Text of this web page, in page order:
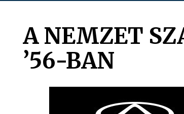
A NEMZET
’56-BAN